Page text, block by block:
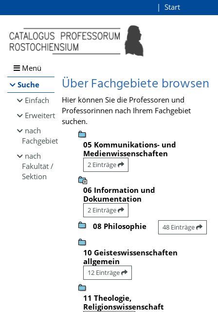
Browsen
direkt zum Inhalt
Start
Menü
Suche
Einfach
Erweitert
nach
Fachgebiet
nach
Fakultät /
Sektion
Über Fachgebiete browsen
Hier können Sie die Professoren und
Professorinnen nach Ihrem Fachgebiet
suchen.
05 Kommunikations- und
Medienwissenschaften
2 Einträge
06 Information und
Dokumentation
2 Einträge
08 Philosophie 48 Einträge
10 Geisteswissenschaften
allgemein
12 Einträge
11 Theologie,
Religionswissenschaft